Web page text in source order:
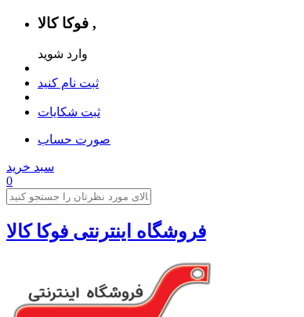
فوکا کالا ,
وارد شوید
ثبت نام کنید
ثبت شکایات
صورت حساب
سبد خرید
0
فروشگاه اینترنتی فوکا کالا